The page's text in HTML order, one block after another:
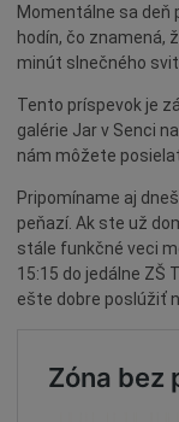
Oznamy
Mestský úrad
Primátor
Otázky a
Napísali o nás
Osobnosti
História
Momentálne sa deň
hodín, čo znamená,
minút slnečného
Tento príspevok je
galérie Jar v Senci
nám môžete
Pripomíname aj
peňazí. Ak ste už
stále funkčné veci
15:15 do jedálne ZŠ
ešte dobre poslúžiť